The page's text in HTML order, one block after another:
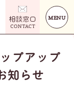
相談窓口
CONTACT
MENU
プアップ
知らせ